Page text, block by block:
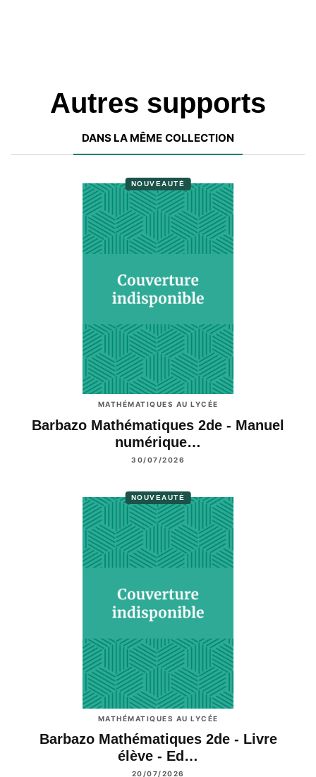
Autres supports
DANS LA MÊME COLLECTION
NOUVEAUTÉ
MATHÉMATIQUES AU LYCÉE
Barbazo Mathématiques 2de - Manuel
numérique…
30/07/2026
NOUVEAUTÉ
MATHÉMATIQUES AU LYCÉE
Barbazo Mathématiques 2de - Livre
élève - Ed…
20/07/2026